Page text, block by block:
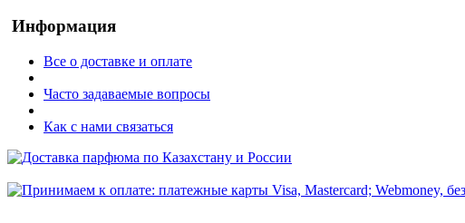
Информация
Все о доставке и оплате
Часто задаваемые вопросы
Как с нами связаться